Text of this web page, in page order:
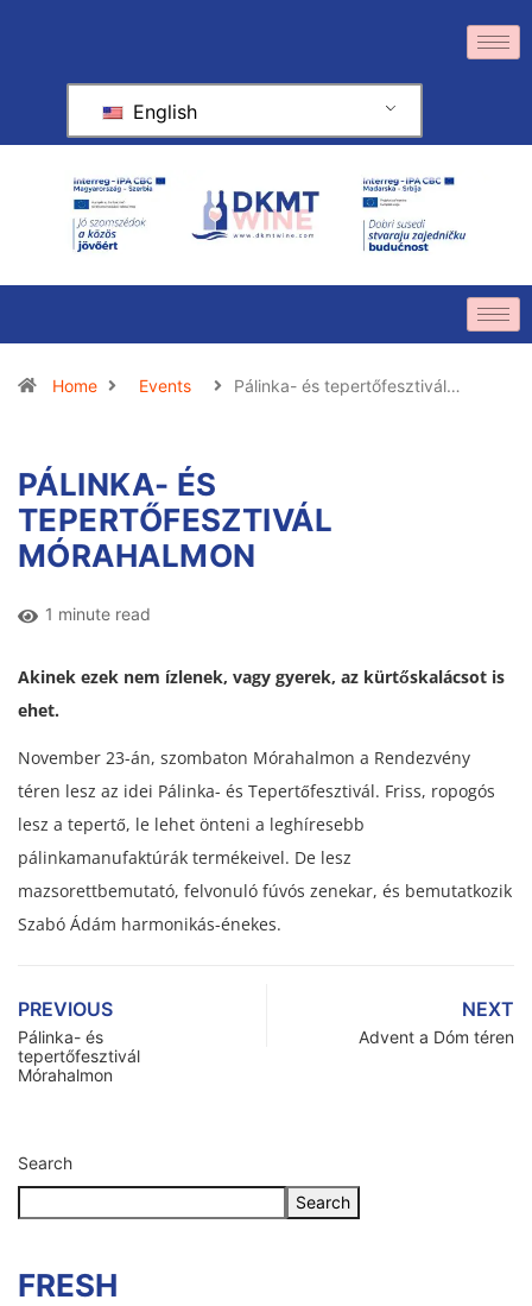
English
Home Events Pálinka- és tepertőfesztivál…
PÁLINKA- ÉS
TEPERTŐFESZTIVÁL
MÓRAHALMON
1 minute read
Akinek ezek nem ízlenek, vagy gyerek, az kürtőskalácsot is
ehet.
November 23-án, szombaton Mórahalmon a Rendezvény
téren lesz az idei Pálinka- és Tepertőfesztivál. Friss, ropogós
lesz a tepertő, le lehet önteni a leghíresebb
pálinkamanufaktúrák termékeivel. De lesz
mazsorettbemutató, felvonuló fúvós zenekar, és bemutatkozik
Szabó Ádám harmonikás-énekes.
PREVIOUS
Pálinka- és
tepertőfesztivál
Mórahalmon
NEXT
Advent a Dóm téren
Search
Search
FRESH